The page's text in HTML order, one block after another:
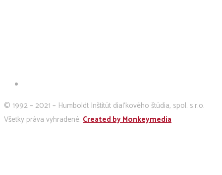
© 1992 – 2021 – Humboldt Inštitút diaľkového štúdia, spol. s.r.o.
Všetky práva vyhradené. Created by Monkeymedia